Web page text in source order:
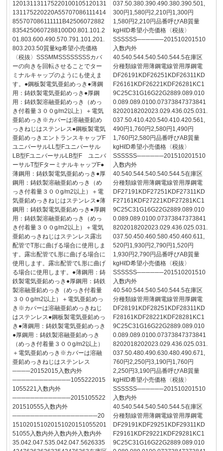
120131131175220100105120131
131175220220A55707086111414
855707086111111B42506072882
8354250607288100D0.801.101.2
01.803.600.490.570.791.101.201.
803.203.50質量kg希望小売価格
〈税抜〉SSSMMSSSSSSSSカバ
ーの向きを回転させることでター
ミナルキャップのようにも使えま
す。●鋼板製電気亜鉛めっき●薄鋼
用：鋳鉄製電気亜鉛めっき●厚鋼
用：鋳鉄製溶融亜鉛めっき（めっ
き付着量３００g/m2以上）＋電気
亜鉛めっき※カバーは溶融亜鉛め
っきねじはステンレス●鋼板製電気
亜鉛めっきエントランスキャップF
ユニバーサルLL型Fユニバーサル
LB型FユニバーサルLB型F ユニバ
ーサルT型FターミナルキャップF●
薄鋼用：鋳鉄製電気亜鉛めっき●厚
鋼用：鋳鉄製溶融亜鉛めっき（め
っき付着量３００g/m2以上）＋電
気亜鉛めっきねじはステンレス●薄
鋼用：鋳鉄製電気亜鉛めっき●厚鋼
用：鋳鉄製溶融亜鉛めっき（めっ
き付着量３００g/m2以上）＋電気
亜鉛めっきねじはステンレス露出
配管でT形に曲げる場合に使用しま
す。露出配管でL形に曲げる場合に
使用します。露出配管でL形に曲げ
る場合に使用します。●薄鋼用：鋳
鉄製電気亜鉛めっき●厚鋼用：鋳鉄
製溶融亜鉛めっき（めっき付着量
３００g/m2以上）＋電気亜鉛めっ
き※カバーは溶融亜鉛めっきねじ
はステンレス●鋼板製電気亜鉛めっ
き●薄鋼用：鋳鉄製電気亜鉛めっき
●厚鋼用：鋳鉄製溶融亜鉛めっき
（めっき付着量３００g/m2以上）
＋電気亜鉛めっき※カバーは溶融
亜鉛めっきねじはステンレス
────20152015入数内外
─────────────1055222015
1055221入数内外
─────────────2015105522
201510555入数内外
───────────────────20
151020151020151020151055201
51055入数内外入数内外入数内外
35.042.047.535.042.047.5626335
037.50.380.390.490.380.390.501,
300円1,580円2,210円1,300円
1,580円2,210円品番呼びAB質量
kgHℓD希望小売価格〈税抜〉
SSSSSS──────201510201510
入数内外
40.540.544.540.540.544.5在庫区
分種類線管用薄鋼電線管用厚鋼電
DF26191KDF26251KDF26311KD
F26161KDF26221KDF26281KC1
9C25C31G16G22G2889.089.010
0.089.089.0100.07373847373841
8202018202023.029.436.025.031.
037.50.410.420.540.410.420.561,
490円1,760円2,580円1,490円
1,760円2,580円品番呼びAB質量
kgHℓD希望小売価格〈税抜〉
SSSSSS──────201510201510
入数内外
40.540.544.540.540.544.5在庫区
分種類線管用薄鋼電線管用厚鋼電
DF27191KDF27251KDF27311KD
F27161KDF27221KDF27281KC1
9C25C31G16G22G2889.089.010
0.089.089.0100.07373847373841
8202018202023.029.436.025.031.
037.50.450.460.580.450.460.611,
520円1,930円2,790円1,520円
1,930円2,790円品番呼びAB質量
kgHℓD希望小売価格〈税抜〉
SSSSSS──────201510201510
入数内外
40.540.544.540.540.544.5在庫区
分種類線管用薄鋼電線管用厚鋼電
DF28191KDF28251KDF28311KD
F28161KDF28221KDF28281KC1
9C25C31G16G22G2889.089.010
0.089.089.0100.07373847373841
8202018202023.029.436.025.031.
037.50.480.490.630.480.490.671,
760円2,250円3,190円1,760円
2,250円3,190円品番呼びAB質量
kgHℓD希望小売価格〈税抜〉
SSSSSS──────201510201510
入数内外
40.540.544.540.540.544.5在庫区
分種類線管用薄鋼電線管用厚鋼電
DF29191KDF29251KDF29311KD
F29161KDF29221KDF29281KC1
9C25C31G16G22G2889.089.010